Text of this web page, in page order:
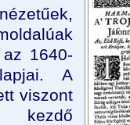
1640-
A
viszont
kezdő